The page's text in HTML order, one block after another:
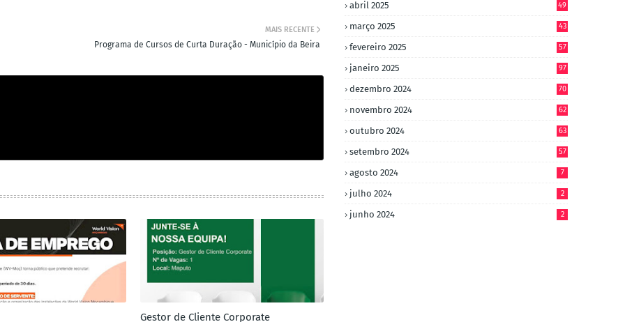
MAIS RECENTE
Programa de Cursos de Curta Duração - Município da Beira
Gestor de Cliente Corporate
abril 2025 49
março 2025 43
fevereiro 2025 57
janeiro 2025 97
dezembro 2024 70
novembro 2024 62
outubro 2024 63
setembro 2024 57
agosto 2024 7
julho 2024 2
junho 2024 2